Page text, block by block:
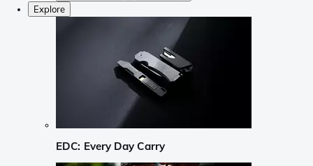
Explore
EDC: Every Day Carry